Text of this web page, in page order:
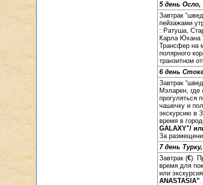
5 день
Завтрак
пейзажами
: Ратуша,
Карла Юхана
Трансфер на
полярного
транзитном
6 день
Завтрак
Мэларен, где
прогуляться
чашечку и
экскурсию в
время в
GALAXY"/
За
7 день Турку,
Завтрак (€).
время для
или
ANASTASIA”